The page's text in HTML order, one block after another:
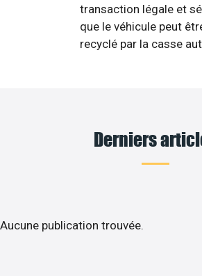
transaction légale et
que le véhicule peut
recyclé par la casse
Derniers
Aucune publication trouvée.